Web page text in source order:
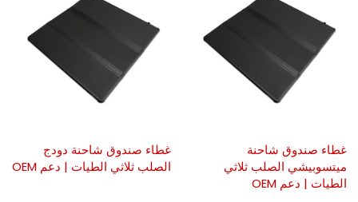
غطاء صندوق شاحنة
ميتسوبيشي الصلب ثلاثي
الطيات | دعم OEM
غطاء صندوق شاحنة دودج
الصلب ثلاثي الطيات | دعم OEM